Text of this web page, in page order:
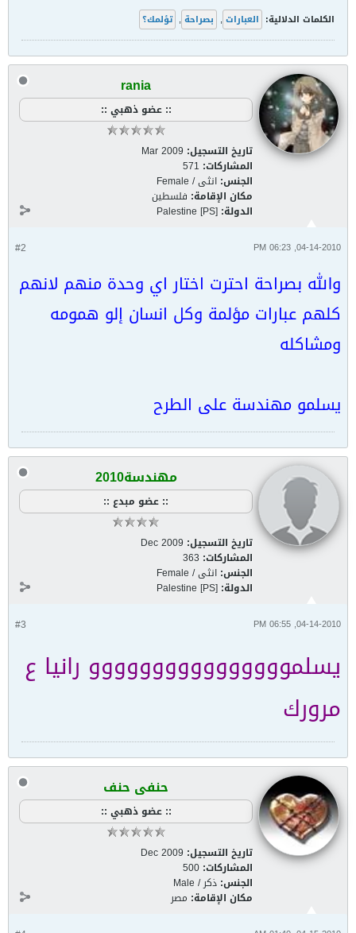
الكلمات الدلالية: العبارات , بصراحة , تؤلمك؟
rania
:: عضو ذهبي ::
تاريخ التسجيل: Mar 2009
المشاركات: 571
الجنس: انثى / Female
مكان الإقامة: فلسطين
الدولة: Palestine [PS]
#2 04-14-2010, 06:23 PM
والله بصراحة احترت اختار اي وحدة منهم لانهم
كلهم عبارات مؤلمة وكل انسان إلو همومه
ومشاكله
يسلمو مهندسة على الطرح
مهندسة2010
:: عضو مبدع ::
تاريخ التسجيل: Dec 2009
المشاركات: 363
الجنس: انثى / Female
الدولة: Palestine [PS]
#3 04-14-2010, 06:55 PM
يسلموووووووووووووووو رانيا ع
مرورك
حنفى حنف
:: عضو ذهبي ::
تاريخ التسجيل: Dec 2009
المشاركات: 500
الجنس: ذكر / Male
مكان الإقامة: مصر